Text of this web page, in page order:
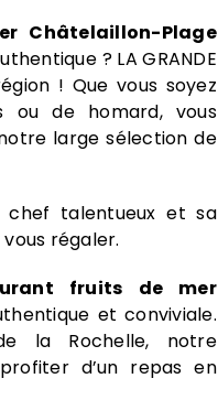
Châtelaillon-Plage
? LA GRANDE
! Que vous soyez
ou de homard, vous
large sélection de
chef talentueux et sa
régaler.
fruits de mer
et conviviale.
la Rochelle, notre
d’un repas en